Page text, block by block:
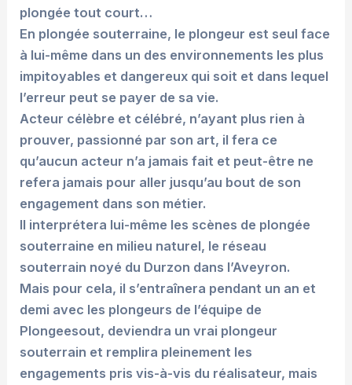
plongée tout court…
En plongée souterraine, le plongeur est seul face
à lui-même dans un des environnements les plus
impitoyables et dangereux qui soit et dans lequel
l’erreur peut se payer de sa vie.
Acteur célèbre et célébré, n’ayant plus rien à
prouver, passionné par son art, il fera ce
qu’aucun acteur n’a jamais fait et peut-être ne
refera jamais pour aller jusqu’au bout de son
engagement dans son métier.
Il interprétera lui-même les scènes de plongée
souterraine en milieu naturel, le réseau
souterrain noyé du Durzon dans l’Aveyron.
Mais pour cela, il s’entraînera pendant un an et
demi avec les plongeurs de l’équipe de
Plongeesout, deviendra un vrai plongeur
souterrain et remplira pleinement les
engagements pris vis-à-vis du réalisateur, mais